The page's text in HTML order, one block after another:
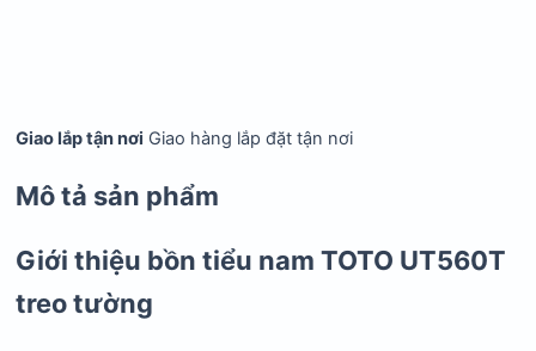
Giao lắp tận nơi Giao hàng lắp đặt tận nơi
Mô tả sản phẩm
Giới thiệu bồn tiểu nam TOTO UT560T
treo tường